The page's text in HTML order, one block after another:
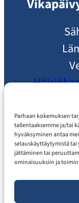
Parhaan kokemuksen
tallentaaksemme ja/tai
hyväksyminen antaa
selauskäyttäytymistä
jättäminen tai
ominaisuuksiin ja
Ole
Usein